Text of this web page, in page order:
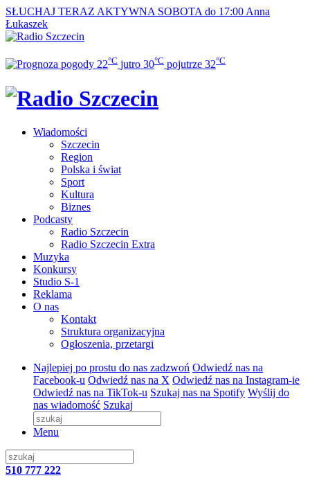
SŁUCHAJ TERAZ AKTYWNA SOBOTA do 17:00 Anna
Łukaszek
22°C jutro 30°C pojutrze 32°C
Wiadomości
Szczecin
Region
Polska i świat
Sport
Kultura
Biznes
Podcasty
Radio Szczecin
Radio Szczecin Extra
Muzyka
Konkursy
Studio S-1
Reklama
O nas
Kontakt
Struktura organizacyjna
Ogłoszenia, przetargi
Najlepiej po prostu do nas zadzwoń Odwiedź nas na
Facebook-u Odwiedź nas na X Odwiedź nas na Instagram-ie
Odwiedź nas na TikTok-u Szukaj nas na Spotify Wyślij do
nas wiadomość Szukaj
Menu
510 777 222